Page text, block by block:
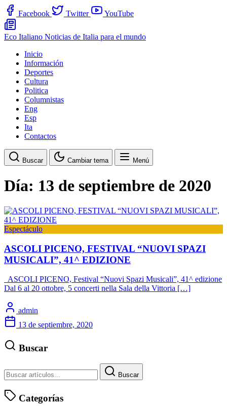
Facebook Twitter YouTube
Eco Italiano Noticias de Italia para el mundo
Inicio
Información
Deportes
Cultura
Politica
Columnistas
Eng
Esp
Ita
Contactos
Buscar Cambiar tema Menú
Día: 13 de septiembre de 2020
Espectáculo
ASCOLI PICENO, FESTIVAL “NUOVI SPAZI
MUSICALI”, 41^ EDIZIONE
ASCOLI PICENO, Festival “Nuovi Spazi Musicali”, 41^ edizione
Dal 6 al 20 ottobre, 5 concerti nella Sala della Vittoria […]
admin
13 de septiembre, 2020
Buscar
Buscar
Categorías